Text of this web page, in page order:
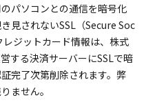
パソコンとの通信を暗号化
見されないSSL（Secure Soc
ジットカード情報は、株式
する決済サーバーにSSLで暗
完了次第削除されます。弊
ません。